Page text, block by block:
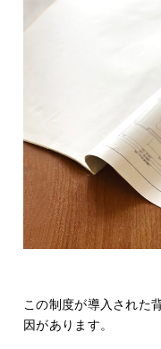
この制度が導入された
因があります。